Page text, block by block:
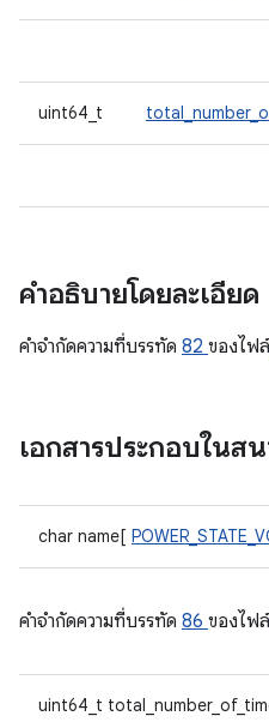
uint64_t
คำอธิบายโดยละเอียด
คําจํากัดความที่บรรทัด 82 ของไฟ
เอกสารประกอบในส
char name[
คําจํากัดความที่บรรทัด 86 ของไฟ
uint64_t